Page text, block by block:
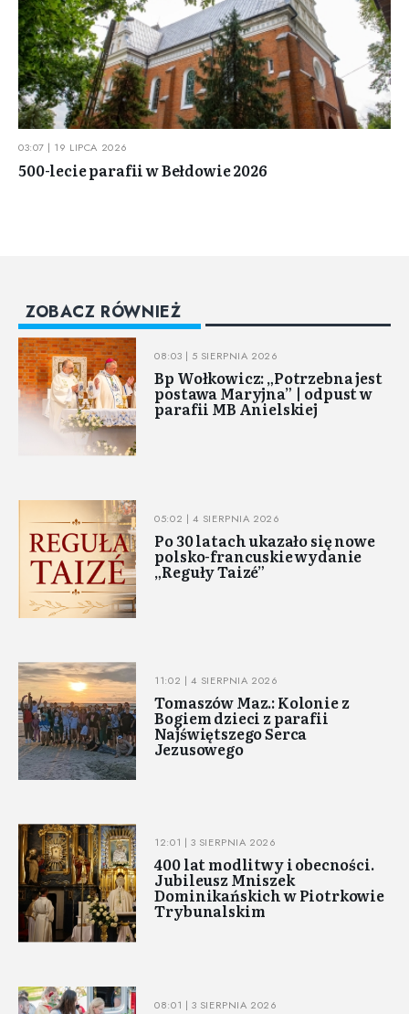
03:07 | 19 LIPCA 2026
500-lecie parafii w Bełdowie 2026
ZOBACZ RÓWNIEŻ
08:03 | 5 SIERPNIA 2026
Bp Wołkowicz: „Potrzebna jest
postawa Maryjna” | odpust w
parafii MB Anielskiej
05:02 | 4 SIERPNIA 2026
Po 30 latach ukazało się nowe
polsko-francuskie wydanie
„Reguły Taizé”
11:02 | 4 SIERPNIA 2026
Tomaszów Maz.: Kolonie z
Bogiem dzieci z parafii
Najświętszego Serca
Jezusowego
12:01 | 3 SIERPNIA 2026
400 lat modlitwy i obecności.
Jubileusz Mniszek
Dominikańskich w Piotrkowie
Trybunalskim
08:01 | 3 SIERPNIA 2026